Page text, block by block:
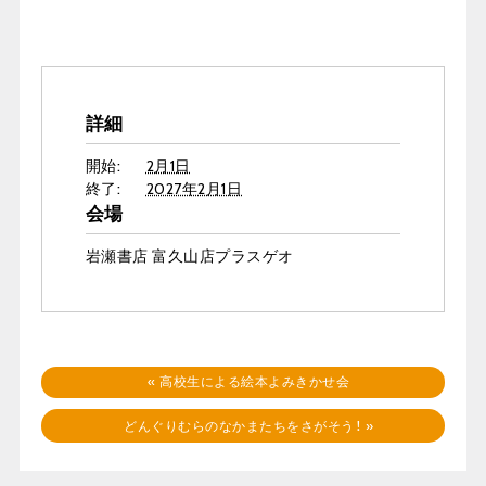
詳細
開始:
2月1日
終了:
2027年2月1日
会場
岩瀬書店 富久山店プラスゲオ
« 高校生による絵本よみきかせ会
どんぐりむらのなかまたちをさがそう！ »